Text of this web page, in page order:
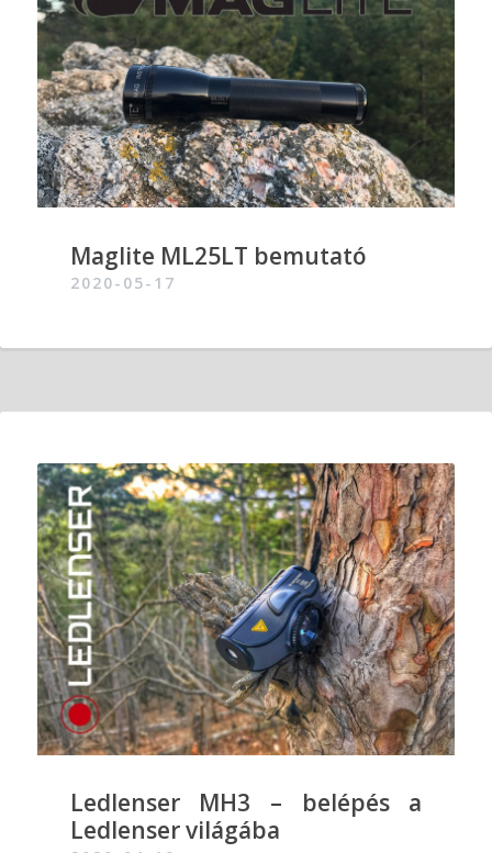
Maglite ML25LT bemutató
2020-05-17
Ledlenser MH3 – belépés a
Ledlenser világába